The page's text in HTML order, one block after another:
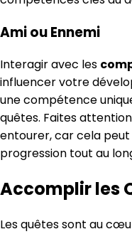
Ami ou Ennemi
Interagir avec les
influencer votre
une compétence
quêtes. Faites
entourer, car cela
progression tout au
Accomplir les
Les quêtes sont au